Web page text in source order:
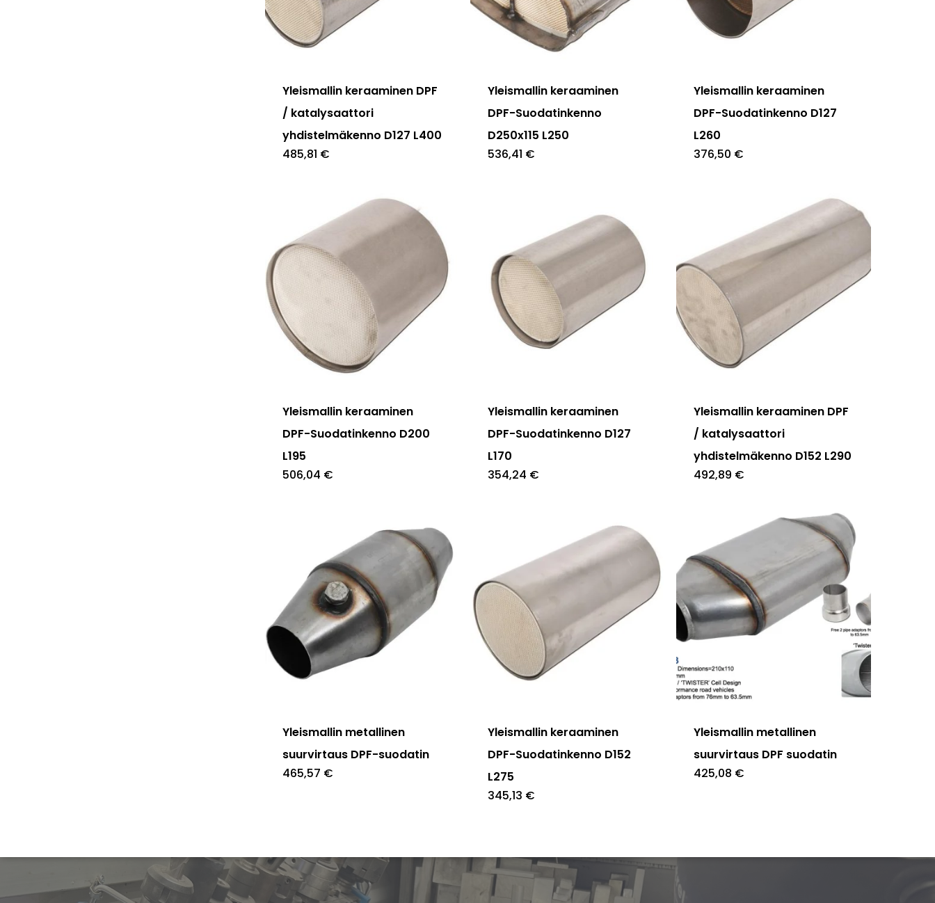
Yleismallin keraaminen DPF
/ katalysaattori
yhdistelmäkenno D127 L400
485,81 €
Yleismallin keraaminen
DPF-Suodatinkenno
D250x115 L250
536,41 €
Yleismallin keraaminen
DPF-Suodatinkenno D127
L260
376,50 €
Yleismallin keraaminen
DPF-Suodatinkenno D200
L195
506,04 €
Yleismallin keraaminen
DPF-Suodatinkenno D127
L170
354,24 €
Yleismallin keraaminen DPF
/ katalysaattori
yhdistelmäkenno D152 L290
492,89 €
Yleismallin metallinen
suurvirtaus DPF-suodatin
465,57 €
Yleismallin keraaminen
DPF-Suodatinkenno D152
L275
345,13 €
Yleismallin metallinen
suurvirtaus DPF suodatin
425,08 €